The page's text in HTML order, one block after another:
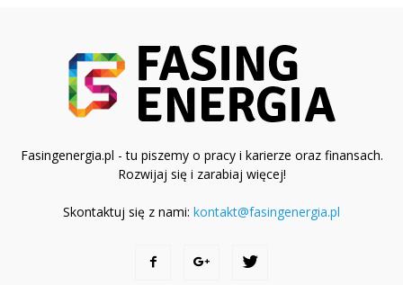
Fasingenergia.pl - tu piszemy o pracy i karierze oraz finansach.
Rozwijaj się i zarabiaj więcej!
Skontaktuj się z nami: kontakt@fasingenergia.pl